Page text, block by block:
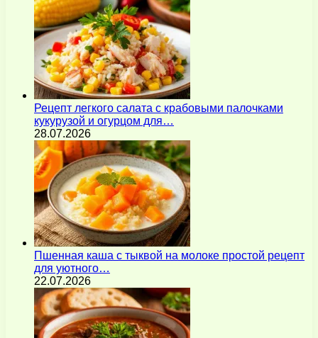
Рецепт легкого салата с крабовыми палочками
кукурузой и огурцом для…
28.07.2026
Пшенная каша с тыквой на молоке простой рецепт
для уютного…
22.07.2026